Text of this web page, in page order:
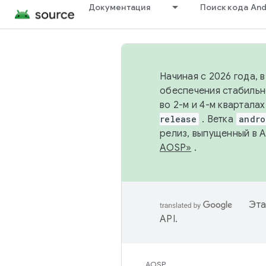
Документация Поиск кода
Начиная с 2026 года,
обеспечения
во 2-м и 4-м
release . Ветка
релиз, выпущенный в
AOSP» .
API.